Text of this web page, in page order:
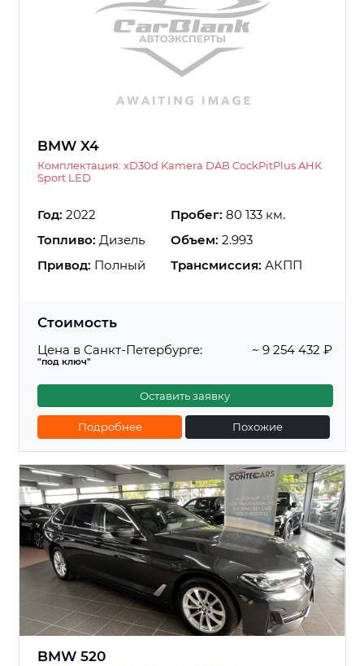
BMW X4
Комплектация: xD30d Kamera DAB CockPitPlus AHK
Sport LED
Год: 2022 Пробег: 80 133 км.
Топливо: Дизель Объем: 2.993
Привод: Полный Трансмиссия: АКПП
Стоимость
Цена в Санкт-Петербурге:
"под ключ"
~ 9 254 432 ₽
Оставить заявку
Подробнее Похожие
BMW 520